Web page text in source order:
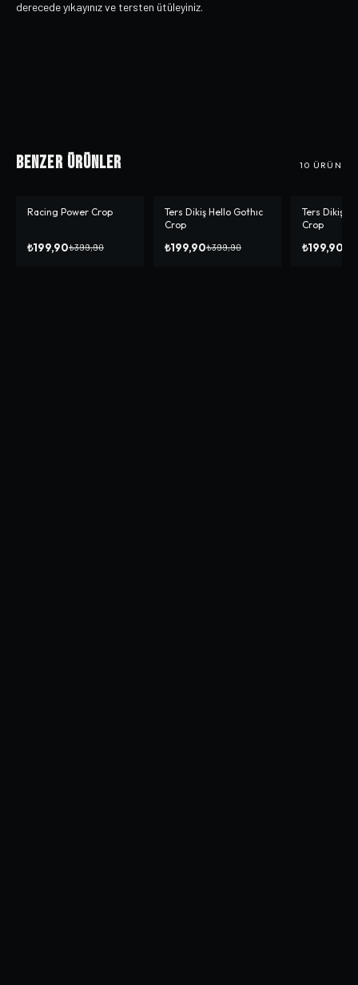
derecede yıkayınız ve tersten ütüleyiniz.
Benzer Ürünler 10 ÜRÜN
-%50
Racing Power Crop
₺199,90₺399,90
-%50
Ters Dikiş Hello Gothıc
Crop
₺199,90₺399,90
-%33
Ters Dikiş
Crop
₺199,90